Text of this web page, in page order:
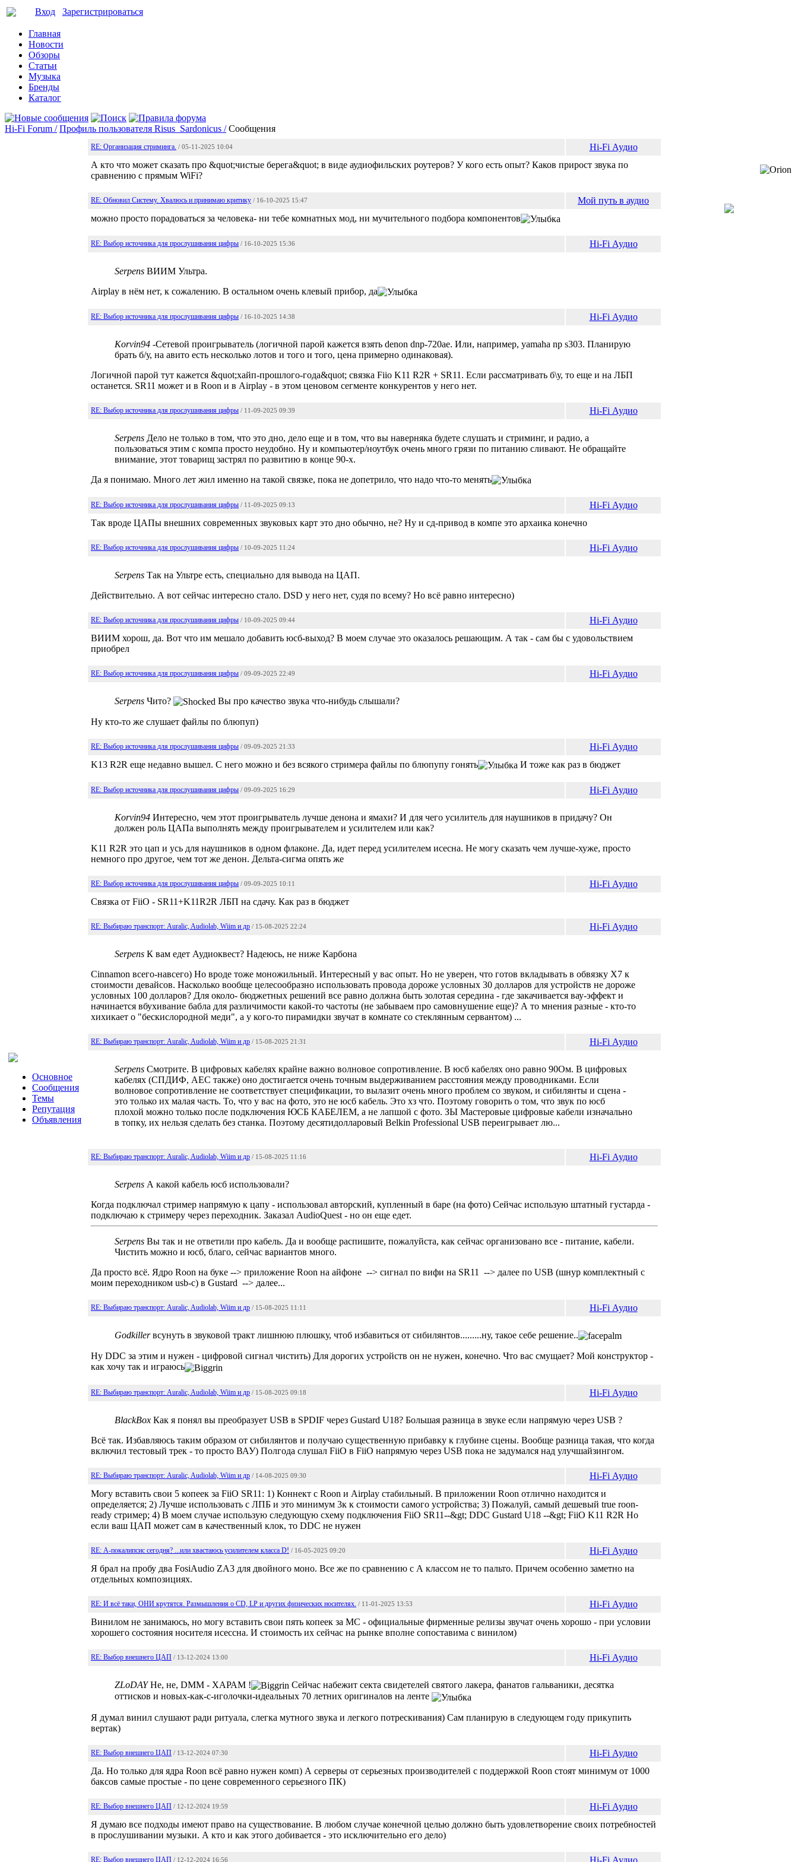
Вход Зарегистрироваться
Главная
Новости
Обзоры
Статьи
Музыка
Бренды
Каталог
Hi-Fi Forum / Профиль пользователя Risus_Sardonicus / Сообщения
Основное
Сообщения
Темы
Репутация
Объявления
RE: Организация стриминга. / 05-11-2025 10:04
Hi-Fi Аудио
А кто что может сказать про &quot;чистые берега&quot; в виде аудиофильских роутеров? У кого есть опыт? Каков прирост звука по
сравнению с прямым WiFi?
RE: Обновил Систему. Хвалюсь и принимаю критику / 16-10-2025 15:47
Мой путь в аудио
можно просто порадоваться за человека- ни тебе комнатных мод, ни мучительного подбора компонентов
RE: Выбор источника для прослушивания цифры / 16-10-2025 15:36 Hi-Fi Аудио
Serpens ВИИМ Ультра.
Airplay в нём нет, к сожалению. В остальном очень клевый прибор, да
RE: Выбор источника для прослушивания цифры / 16-10-2025 14:38 Hi-Fi Аудио
Korvin94 -Сетевой проигрыватель (логичной парой кажется взять denon dnp-720ae. Или, например, yamaha np s303. Планирую
брать б/у, на авито есть несколько лотов и того и того, цена примерно одинаковая).
Логичной парой тут кажется &quot;хайп-прошлого-года&quot; связка Fiio K11 R2R + SR11. Если рассматривать б\у, то еще и на ЛБП
останется. SR11 может и в Roon и в Airplay - в этом ценовом сегменте конкурентов у него нет.
RE: Выбор источника для прослушивания цифры / 11-09-2025 09:39 Hi-Fi Аудио
Serpens Дело не только в том, что это дно, дело еще и в том, что вы наверняка будете слушать и стриминг, и радио, а
пользоваться этим с компа просто неудобно. Ну и компьютер/ноутбук очень много грязи по питанию сливают. Не обращайте
внимание, этот товарищ застрял по развитию в конце 90-х.
Да я понимаю. Много лет жил именно на такой связке, пока не допетрило, что надо что-то менять
RE: Выбор источника для прослушивания цифры / 11-09-2025 09:13
Hi-Fi Аудио
Так вроде ЦАПы внешних современных звуковых карт это дно обычно, не? Ну и сд-привод в компе это архаика конечно
RE: Выбор источника для прослушивания цифры / 10-09-2025 11:24 Hi-Fi Аудио
Serpens Так на Ультре есть, специально для вывода на ЦАП.
Действительно. А вот сейчас интересно стало. DSD у него нет, судя по всему? Но всё равно интересно)
RE: Выбор источника для прослушивания цифры / 10-09-2025 09:44
Hi-Fi Аудио
ВИИМ хорош, да. Вот что им мешало добавить юсб-выход? В моем случае это оказалось решающим. А так - сам бы с удовольствием
приобрел
RE: Выбор источника для прослушивания цифры / 09-09-2025 22:49 Hi-Fi Аудио
Serpens Чито? Вы про качество звука что-нибудь слышали?
Ну кто-то же слушает файлы по блюпуп)
RE: Выбор источника для прослушивания цифры / 09-09-2025 21:33
Hi-Fi Аудио
K13 R2R еще недавно вышел. С него можно и без всякого стримера файлы по блюпупу гонять
И тоже как раз в бюджет
RE: Выбор источника для прослушивания цифры / 09-09-2025 16:29 Hi-Fi Аудио
Korvin94 Интересно, чем этот проигрыватель лучше денона и ямахи? И для чего усилитель для наушников в придачу? Он
должен роль ЦАПа выполнять между проигрывателем и усилителем или как?
K11 R2R это цап и усь для наушников в одном флаконе. Да, идет перед усилителем исесна. Не могу сказать чем лучше-хуже, просто
немного про другое, чем тот же денон. Дельта-сигма опять же
RE: Выбор источника для прослушивания цифры / 09-09-2025 10:11
Hi-Fi Аудио
Связка от FiiO - SR11+K11R2R ЛБП на сдачу. Как раз в бюджет
RE: Выбираю транспорт: Auralic, Audiolab, Wiim и др / 15-08-2025 22:24 Hi-Fi Аудио
Serpens К вам едет Аудиоквест? Надеюсь, не ниже Карбона
Cinnamon всего-навсего) Но вроде тоже моножильный. Интересный у вас опыт. Но не уверен, что готов вкладывать в обвязку X7 к
стоимости девайсов. Насколько вообще целесообразно использовать провода дороже условных 30 долларов для устройств не дороже
условных 100 долларов? Для около- бюджетных решений все равно должна быть золотая середина - где закачивается вау-эффект и
начинается вбухивание бабла для различимости какой-то частоты (не забываем про самовнушение еще)? А то мнения разные - кто-то
хихикает о "бескислородной меди", а у кого-то пирамидки звучат в комнате со стеклянным сервантом) ...
RE: Выбираю транспорт: Auralic, Audiolab, Wiim и др / 15-08-2025 21:31 Hi-Fi Аудио
Serpens Смотрите. В цифровых кабелях крайне важно волновое сопротивление. В юсб кабелях оно равно 90Ом. В цифровых
кабелях (СПДИФ, АЕС также) оно достигается очень точным выдерживанием расстояния между проводниками. Если
волновое сопротивление не соответствует спецификации, то вылазит очень много проблем со звуком, и сибилянты и сцена -
это только их малая часть. То, что у вас на фото, это не юсб кабель. Это хз что. Поэтому говорить о том, что звук по юсб
плохой можно только после подключения ЮСБ КАБЕЛЕМ, а не лапшой с фото. ЗЫ Мастеровые цифровые кабели изначально
в топку, их нельзя сделать без станка. Поэтому десятидолларовый Belkin Professional USB переигрывает лю...
RE: Выбираю транспорт: Auralic, Audiolab, Wiim и др / 15-08-2025 11:16 Hi-Fi Аудио
Serpens А какой кабель юсб использовали?
Когда подключал стример напрямую к цапу - использовал авторский, купленный в баре (на фото) Сейчас использую штатный густарда -
подключаю к стримеру через переходник. Заказал AudioQuest - но он еще едет.
Serpens Вы так и не ответили про кабель. Да и вообще распишите, пожалуйста, как сейчас организовано все - питание, кабели.
Чистить можно и юсб, благо, сейчас вариантов много.
Да просто всё. Ядро Roon на буке --> приложение Roon на айфоне --> сигнал по вифи на SR11 --> далее по USB (шнур комплектный с
моим переходником usb-c) в Gustard --> далее...
RE: Выбираю транспорт: Auralic, Audiolab, Wiim и др / 15-08-2025 11:11 Hi-Fi Аудио
Godkillerвсунуть в звуковой тракт лишнюю плюшку, чтоб избавиться от сибилянтов.........ну, такое себе решение..
Ну DDC за этим и нужен - цифровой сигнал чистить) Для дорогих устройств он не нужен, конечно. Что вас смущает? Мой конструктор -
как хочу так и играюсь
RE: Выбираю транспорт: Auralic, Audiolab, Wiim и др / 15-08-2025 09:18 Hi-Fi Аудио
BlackBox Как я понял вы преобразует USB в SPDIF через Gustard U18? Большая разница в звуке если напрямую через USB ?
Всё так. Избавляюсь таким образом от сибилянтов и получаю существенную прибавку к глубине сцены. Вообще разница такая, что когда
включил тестовый трек - то просто ВАУ) Полгода слушал FiiO в FiiO напрямую через USB пока не задумался над улучшайзингом.
RE: Выбираю транспорт: Auralic, Audiolab, Wiim и др / 14-08-2025 09:30
Hi-Fi Аудио
Могу вставить свои 5 копеек за FiiO SR11: 1) Коннект с Roon и Airplay стабильный. В приложении Roon отлично находится и
определяется; 2) Лучше использовать с ЛПБ и это минимум 3к к стоимости самого устройства; 3) Пожалуй, самый дешевый true roon-
ready стример; 4) В моем случае использую следующую схему подключения FiiO SR11--&gt; DDC Gustard U18 --&gt; FiiO K11 R2R Но
если ваш ЦАП может сам в качественный клок, то DDC не нужен
RE: А-покалипсис сегодня? ...или хвастаюсь усилителем класса D! / 16-05-2025 09:20
Hi-Fi Аудио
Я брал на пробу два FosiAudio ZA3 для двойного моно. Все же по сравнению с А классом не то пальто. Причем особенно заметно на
отдельных композициях.
RE: И всё таки, ОНИ крутятся. Размышления о CD, LP и других физических носителях. / 11-01-2025 13:53
Hi-Fi Аудио
Винилом не занимаюсь, но могу вставить свои пять копеек за MC - официальные фирменные релизы звучат очень хорошо - при условии
хорошего состояния носителя исессна. И стоимость их сейчас на рынке вполне сопоставима с винилом)
RE: Выбор внешнего ЦАП / 13-12-2024 13:00 Hi-Fi Аудио
ZLoDAYНе, не, DMM - ХАРАМ !
Сейчас набежит секта свидетелей святого лакера, фанатов гальваники, десятка
оттисков и новых-как-с-иголочки-идеальных 70 летних оригиналов на ленте
Я думал винил слушают ради ритуала, слегка мутного звука и легкого потрескивания) Сам планирую в следующем году прикупить
вертак)
RE: Выбор внешнего ЦАП / 13-12-2024 07:30
Hi-Fi Аудио
Да. Но только для ядра Roon всё равно нужен комп) А серверы от серьезных производителей с поддержкой Roon стоят минимум от 1000
баксов самые простые - по цене современного серьезного ПК)
RE: Выбор внешнего ЦАП / 12-12-2024 19:59
Hi-Fi Аудио
Я думаю все подходы имеют право на существование. В любом случае конечной целью должно быть удовлетворение своих потребностей
в прослушивании музыки. А кто и как этого добивается - это исключительно его дело)
RE: Выбор внешнего ЦАП / 12-12-2024 16:56 Hi-Fi Аудио